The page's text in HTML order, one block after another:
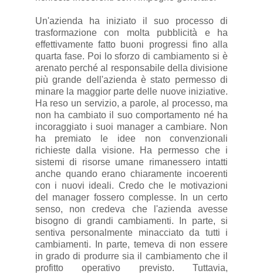
Un'azienda ha iniziato il suo processo di
trasformazione con molta pubblicità e ha
effettivamente fatto buoni progressi fino alla
quarta fase. Poi lo sforzo di cambiamento si è
arenato perché al responsabile della divisione
più grande dell'azienda è stato permesso di
minare la maggior parte delle nuove iniziative.
Ha reso un servizio, a parole, al processo, ma
non ha cambiato il suo comportamento né ha
incoraggiato i suoi manager a cambiare. Non
ha premiato le idee non convenzionali
richieste dalla visione. Ha permesso che i
sistemi di risorse umane rimanessero intatti
anche quando erano chiaramente incoerenti
con i nuovi ideali. Credo che le motivazioni
del manager fossero complesse. In un certo
senso, non credeva che l'azienda avesse
bisogno di grandi cambiamenti. In parte, si
sentiva personalmente minacciato da tutti i
cambiamenti. In parte, temeva di non essere
in grado di produrre sia il cambiamento che il
profitto operativo previsto. Tuttavia,